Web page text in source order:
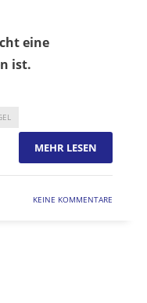
eine
ist.
MEHR LESEN
KEINE KOMMENTARE